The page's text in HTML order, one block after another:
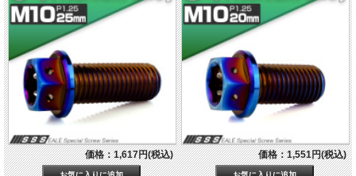
価格：1,617円(税込) 価格：1,551円(税込)